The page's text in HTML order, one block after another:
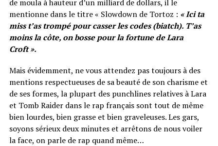
de moula à hauteur d’un milliard de dollars, il le
mentionne dans le titre « Slowdown de Tortoz : « Ici ta
miss t’as trompé pour casser les codes (biatch). T’as
moins la côte, on bosse pour la fortune de Lara
Croft ».
Mais évidemment, ne vous attendez pas toujours à des
mentions respectueuses de sa beauté de son charisme et
de ses formes, la plupart des punchlines relatives à Lara
et Tomb Raider dans le rap français sont tout de même
bien lourdes, bien grasse et bien graveleuses. Les gars,
soyons sérieux deux minutes et arrêtons de nous voiler
la face, on parle de rap quand même…